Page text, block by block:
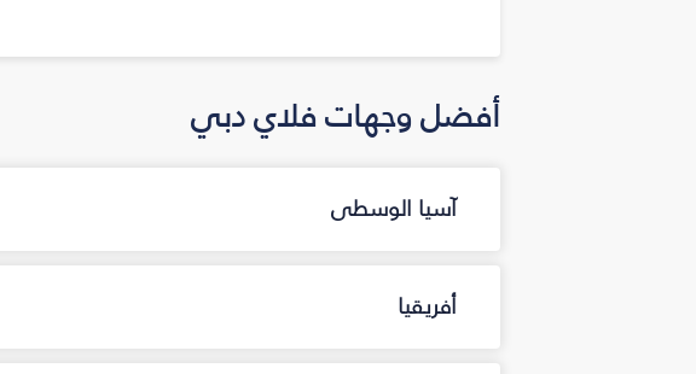
أفضل وجهات فلاي دبي
آسيا الوسطى
أفريقيا